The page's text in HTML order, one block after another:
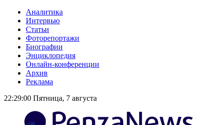
Аналитика
Интервью
Статьи
Фоторепортажи
Биографии
Энциклопедия
Онлайн-конференции
Архив
Реклама
22:29:00 Пятница, 7 августа